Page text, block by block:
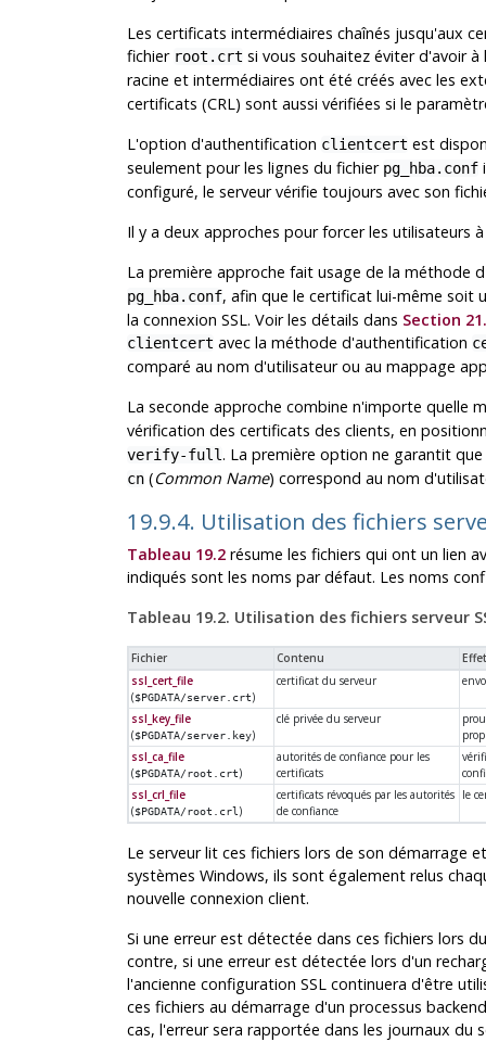
Les certificats intermédiaires chaînés jusqu'aux
fichier root.crt si vous souhaitez éviter d'avoir
racine et intermédiaires ont été créés avec les
certificats (CRL) sont aussi vérifiées si le
L'option d'authentification clientcert est
seulement pour les lignes du fichier pg_hba.conf
configuré, le serveur vérifie toujours avec son
Il y a deux approches pour forcer les utilisateurs
La première approche fait usage de la méthode
pg_hba.conf, afin que le certificat lui-même soit
la connexion SSL. Voir les détails dans Section
clientcert avec la méthode d'authentification
comparé au nom d'utilisateur ou au mappage
La seconde approche combine n'importe quelle
vérification des certificats des clients, en
verify-full. La première option ne garantit
cn(Common Name) correspond au nom
19.9.4. Utilisation des fichiers
Tableau 19.2résume les fichiers qui ont un lien
indiqués sont les noms par défaut. Les noms
Tableau 19.2. Utilisation des fichiers serveur
Fichier Contenu
ssl_cert_file
($PGDATA/server.crt)
certificat du serveur
ssl_key_file
($PGDATA/server.key)
clé privée du serveur
ssl_ca_file
($PGDATA/root.crt)
autorités de confiance pour les
certificats
ssl_crl_file
($PGDATA/root.crl)
certificats révoqués par les autorités
de confiance
le
Le serveur lit ces fichiers lors de son démarrage
systèmes Windows, ils sont également relus
nouvelle connexion client.
Si une erreur est détectée dans ces fichiers lors
contre, si une erreur est détectée lors d'un
l'ancienne configuration SSL continuera d'être
ces fichiers au démarrage d'un processus
cas, l'erreur sera rapportée dans les journaux du